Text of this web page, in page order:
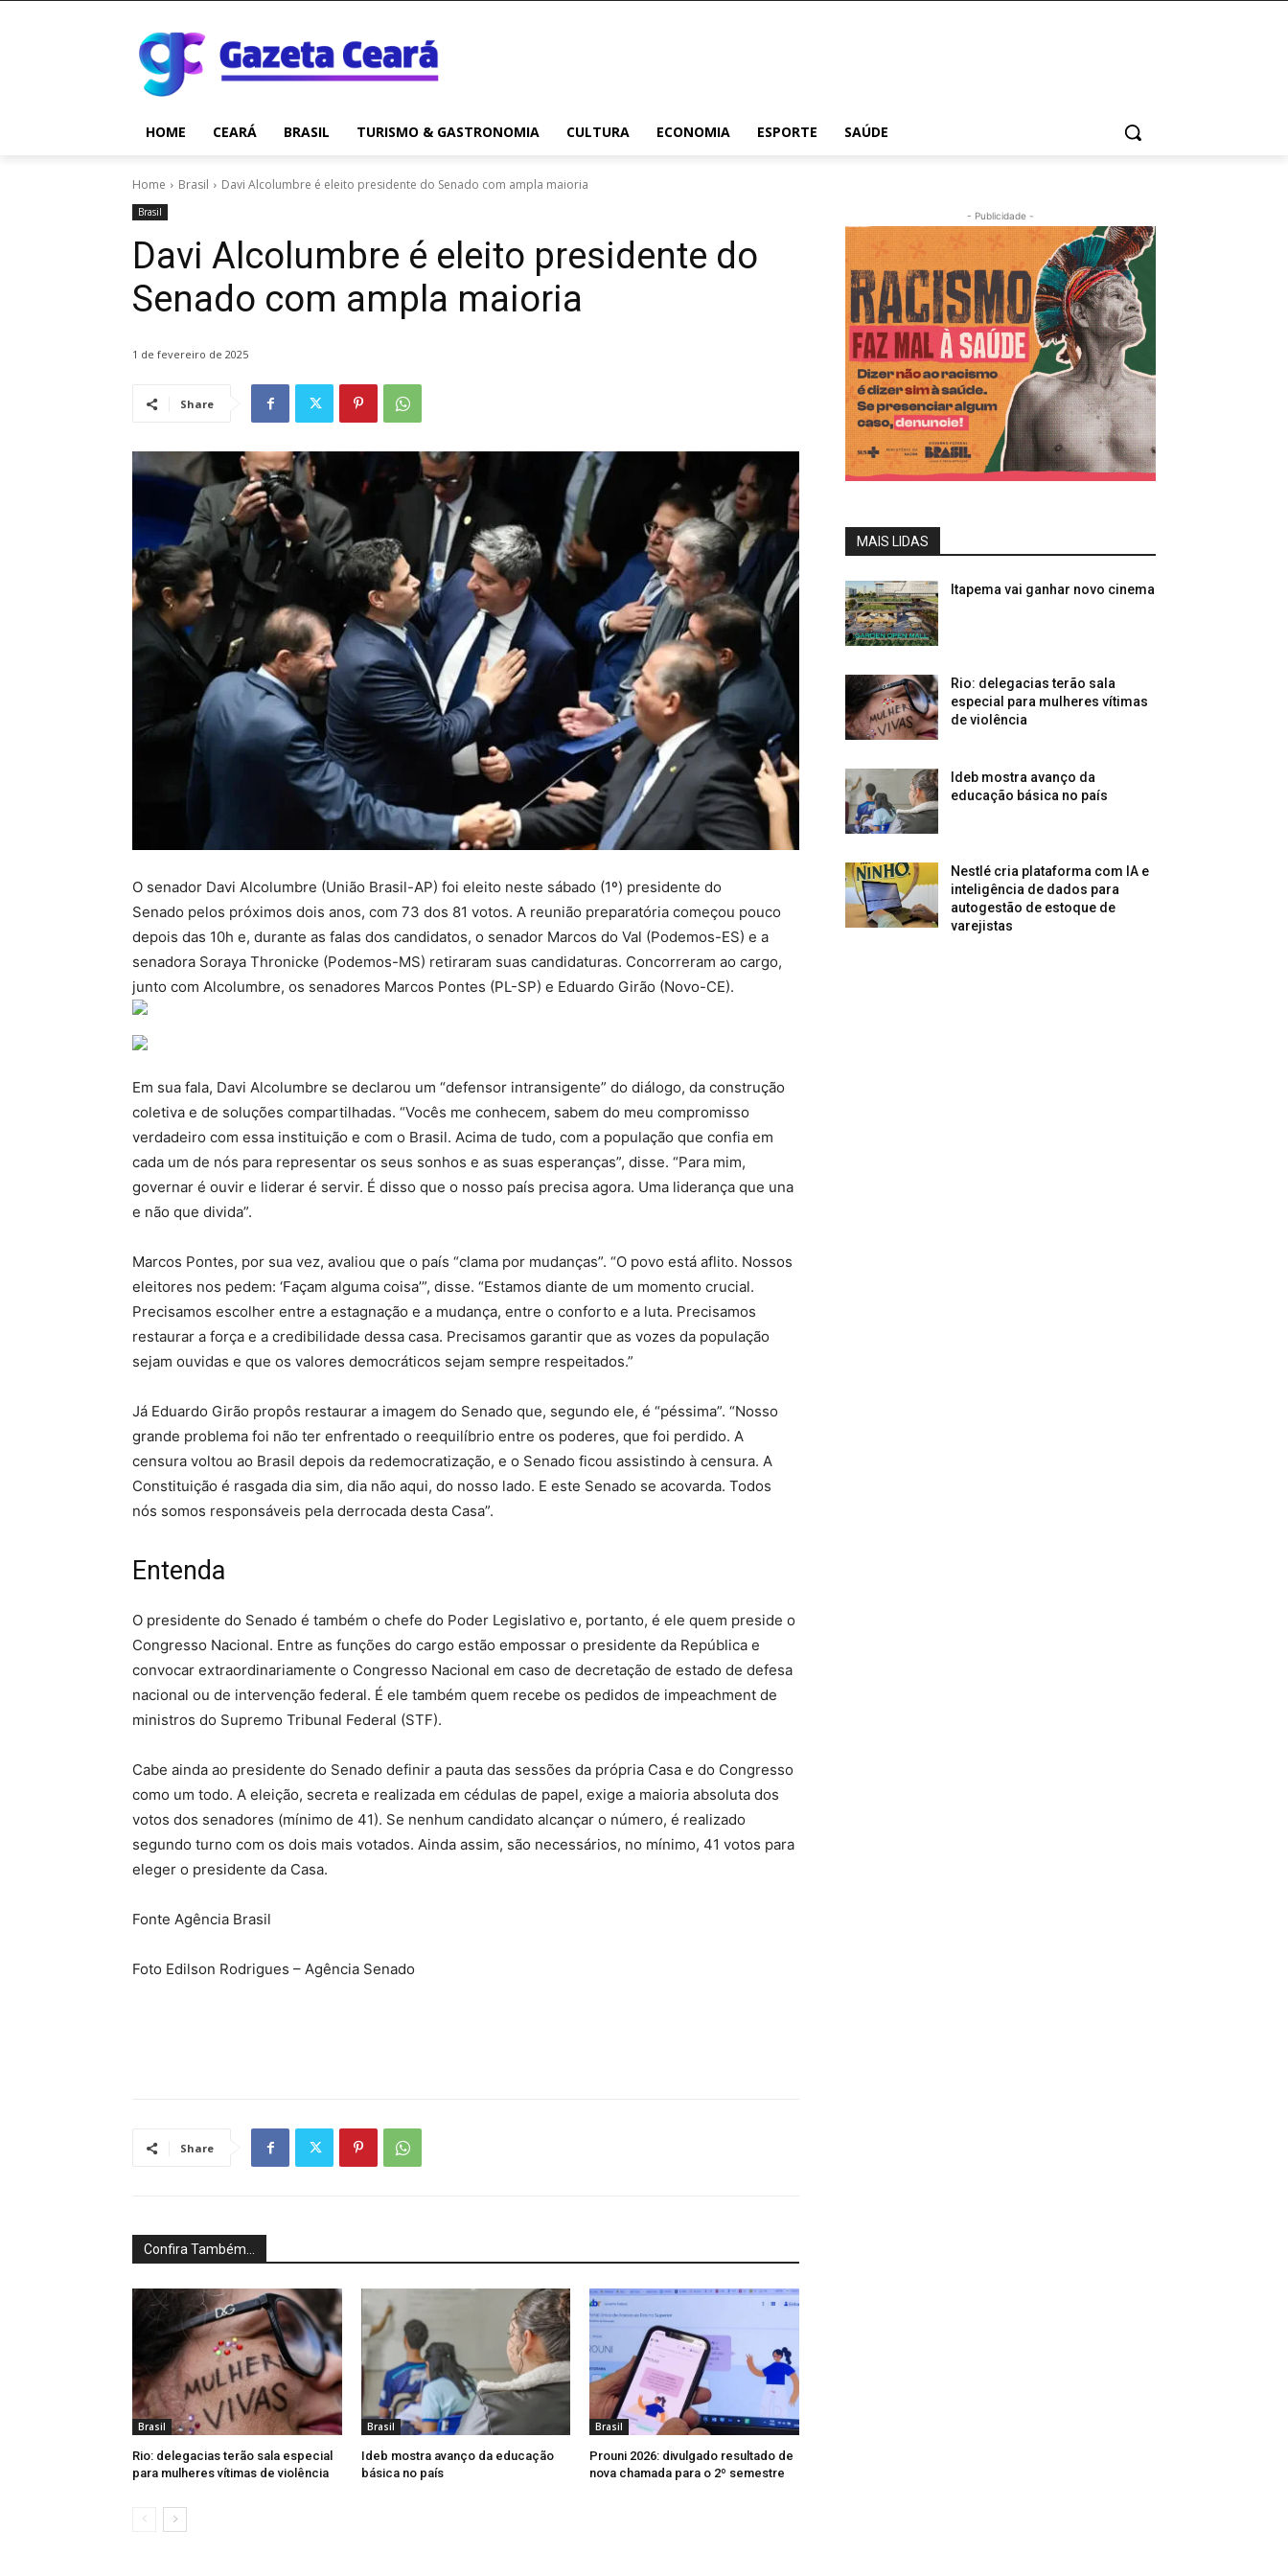
HOME CEARÁ BRASIL TURISMO & GASTRONOMIA CULTURA ECONOMIA ESPORTE SAÚDE
Home Brasil Davi Alcolumbre é eleito presidente do Senado com ampla maioria
Brasil
Davi Alcolumbre é eleito presidente do
Senado com ampla maioria
1 de fevereiro de 2025
Share
O senador Davi Alcolumbre (União Brasil-AP) foi eleito neste sábado (1º) presidente do
Senado pelos próximos dois anos, com 73 dos 81 votos. A reunião preparatória começou pouco
depois das 10h e, durante as falas dos candidatos, o senador Marcos do Val (Podemos-ES) e a
senadora Soraya Thronicke (Podemos-MS) retiraram suas candidaturas. Concorreram ao cargo,
junto com Alcolumbre, os senadores Marcos Pontes (PL-SP) e Eduardo Girão (Novo-CE).
Em sua fala, Davi Alcolumbre se declarou um “defensor intransigente” do diálogo, da construção
coletiva e de soluções compartilhadas. “Vocês me conhecem, sabem do meu compromisso
verdadeiro com essa instituição e com o Brasil. Acima de tudo, com a população que confia em
cada um de nós para representar os seus sonhos e as suas esperanças”, disse. “Para mim,
governar é ouvir e liderar é servir. É disso que o nosso país precisa agora. Uma liderança que una
e não que divida”.
Marcos Pontes, por sua vez, avaliou que o país “clama por mudanças”. “O povo está aflito. Nossos
eleitores nos pedem: ‘Façam alguma coisa’”, disse. “Estamos diante de um momento crucial.
Precisamos escolher entre a estagnação e a mudança, entre o conforto e a luta. Precisamos
restaurar a força e a credibilidade dessa casa. Precisamos garantir que as vozes da população
sejam ouvidas e que os valores democráticos sejam sempre respeitados.”
Já Eduardo Girão propôs restaurar a imagem do Senado que, segundo ele, é “péssima”. “Nosso
grande problema foi não ter enfrentado o reequilíbrio entre os poderes, que foi perdido. A
censura voltou ao Brasil depois da redemocratização, e o Senado ficou assistindo à censura. A
Constituição é rasgada dia sim, dia não aqui, do nosso lado. E este Senado se acovarda. Todos
nós somos responsáveis pela derrocada desta Casa”.
Entenda
O presidente do Senado é também o chefe do Poder Legislativo e, portanto, é ele quem preside o
Congresso Nacional. Entre as funções do cargo estão empossar o presidente da República e
convocar extraordinariamente o Congresso Nacional em caso de decretação de estado de defesa
nacional ou de intervenção federal. É ele também quem recebe os pedidos de impeachment de
ministros do Supremo Tribunal Federal (STF).
Cabe ainda ao presidente do Senado definir a pauta das sessões da própria Casa e do Congresso
como um todo. A eleição, secreta e realizada em cédulas de papel, exige a maioria absoluta dos
votos dos senadores (mínimo de 41). Se nenhum candidato alcançar o número, é realizado
segundo turno com os dois mais votados. Ainda assim, são necessários, no mínimo, 41 votos para
eleger o presidente da Casa.
Fonte Agência Brasil
Foto Edilson Rodrigues – Agência Senado
Share
Confira Também...
Brasil
Rio: delegacias terão sala especial
para mulheres vítimas de violência
Brasil
Ideb mostra avanço da educação
básica no país
Brasil
Prouni 2026: divulgado resultado de
nova chamada para o 2º semestre
- Publicidade -
MAIS LIDAS
Itapema vai ganhar novo cinema
Rio: delegacias terão sala
especial para mulheres vítimas
de violência
Ideb mostra avanço da
educação básica no país
Nestlé cria plataforma com IA e
inteligência de dados para
autogestão de estoque de
varejistas